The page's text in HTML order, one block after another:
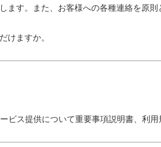
ます。また、お客様への各種連絡を原
けますか。
ス提供について重要事項説明書、利